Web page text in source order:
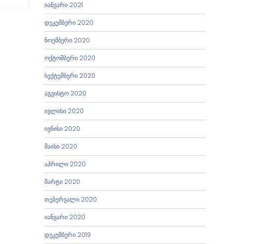
იანვარი 2021
დეკემბერი 2020
ნოემბერი 2020
ოქტომბერი 2020
სექტემბერი 2020
აგვისტო 2020
ივლისი 2020
ივნისი 2020
მაისი 2020
აპრილი 2020
მარტი 2020
თებერვალი 2020
იანვარი 2020
დეკემბერი 2019